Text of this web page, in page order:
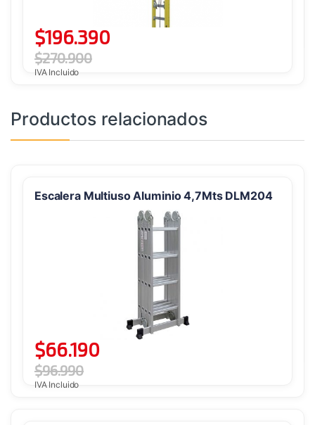
$196.390
$270.900
IVA Incluido
Productos relacionados
Escalera Multiuso Aluminio 4,7Mts DLM204
$66.190
$96.990
IVA Incluido